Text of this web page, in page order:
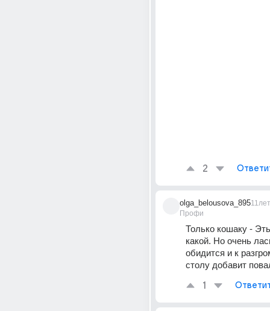
2
olga_belousova_895
Профи
11лет
Только кошаку -
какой. Но очень
обидится и к
столу добавит
1